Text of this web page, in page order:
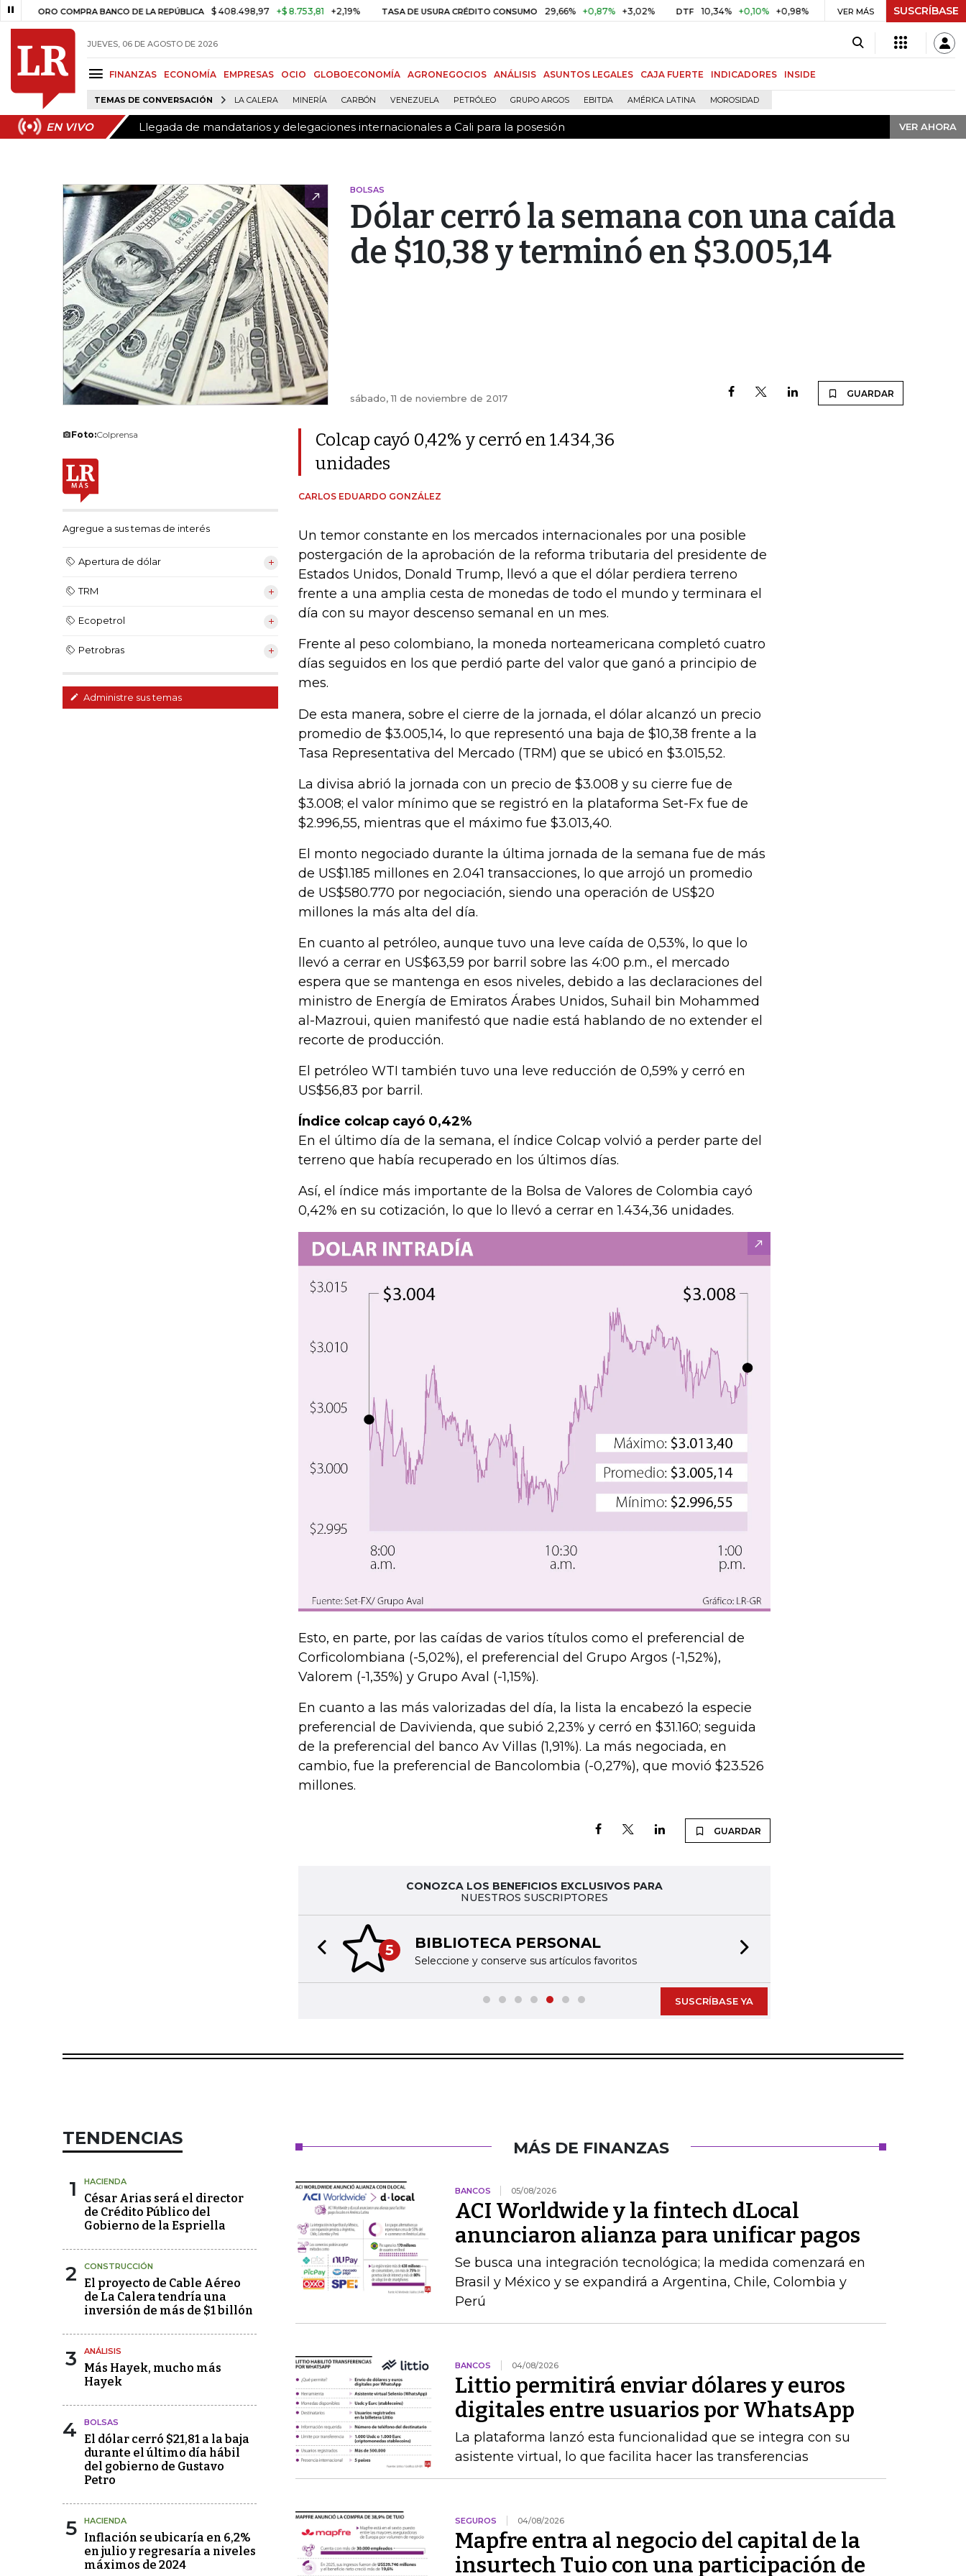
COMPRA BANCO DE LA REPÚBLICA $ 408.498,97 +$ 8.753,81 +2,19% TASA DE USURA CRÉDITO CONSUMO 29,66% +0,87% +3,02% DTF 10,34% +0,10% +0,98% UVR $ 416,86 +$ 0,05 +0,01%
VER MÁS SUSCRÍBASE
JUEVES, 06 DE AGOSTO DE 2026
FINANZAS ECONOMÍA EMPRESAS OCIO GLOBOECONOMÍA AGRONEGOCIOS ANÁLISIS ASUNTOS LEGALES CAJA FUERTE INDICADORES INSIDE
TEMAS DE CONVERSACIÓN LA CALERA MINERÍA CARBÓN VENEZUELA PETRÓLEO GRUPO ARGOS EBITDA AMÉRICA LATINA MOROSIDAD
EN VIVO Llegada de mandatarios y delegaciones internacionales a Cali para la posesión VER AHORA
EN VIVO Llegada de mandatarios y delegaciones internacionales a Cali para la posesión VER AHORA
BOLSAS
Dólar cerró la semana con una caída
de $10,38 y terminó en $3.005,14
sábado, 11 de noviembre de 2017 GUARDAR
Foto:Colprensa
Agregue a sus temas de interés
Apertura de dólar
TRM
Ecopetrol
Petrobras
Administre sus temas
Colcap cayó 0,42% y cerró en 1.434,36
unidades
CARLOS EDUARDO GONZÁLEZ
Un temor constante en los mercados internacionales por una posible
postergación de la aprobación de la reforma tributaria del presidente de
Estados Unidos, Donald Trump, llevó a que el dólar perdiera terreno
frente a una amplia cesta de monedas de todo el mundo y terminara el
día con su mayor descenso semanal en un mes.
Frente al peso colombiano, la moneda norteamericana completó cuatro
días seguidos en los que perdió parte del valor que ganó a principio de
mes.
De esta manera, sobre el cierre de la jornada, el dólar alcanzó un precio
promedio de $3.005,14, lo que representó una baja de $10,38 frente a la
Tasa Representativa del Mercado (TRM) que se ubicó en $3.015,52.
La divisa abrió la jornada con un precio de $3.008 y su cierre fue de
$3.008; el valor mínimo que se registró en la plataforma Set-Fx fue de
$2.996,55, mientras que el máximo fue $3.013,40.
El monto negociado durante la última jornada de la semana fue de más
de US$1.185 millones en 2.041 transacciones, lo que arrojó un promedio
de US$580.770 por negociación, siendo una operación de US$20
millones la más alta del día.
En cuanto al petróleo, aunque tuvo una leve caída de 0,53%, lo que lo
llevó a cerrar en US$63,59 por barril sobre las 4:00 p.m., el mercado
espera que se mantenga en esos niveles, debido a las declaraciones del
ministro de Energía de Emiratos Árabes Unidos, Suhail bin Mohammed
al-Mazroui, quien manifestó que nadie está hablando de no extender el
recorte de producción.
El petróleo WTI también tuvo una leve reducción de 0,59% y cerró en
US$56,83 por barril.
Índice colcap cayó 0,42%
En el último día de la semana, el índice Colcap volvió a perder parte del
terreno que había recuperado en los últimos días.
Así, el índice más importante de la Bolsa de Valores de Colombia cayó
0,42% en su cotización, lo que lo llevó a cerrar en 1.434,36 unidades.
Esto, en parte, por las caídas de varios títulos como el preferencial de
Corficolombiana (-5,02%), el preferencial del Grupo Argos (-1,52%),
Valorem (-1,35%) y Grupo Aval (-1,15%).
En cuanto a las más valorizadas del día, la lista la encabezó la especie
preferencial de Davivienda, que subió 2,23% y cerró en $31.160; seguida
de la preferencial del banco Av Villas (1,91%). La más negociada, en
cambio, fue la preferencial de Bancolombia (-0,27%), que movió $23.526
millones.
GUARDAR
CONOZCA LOS BENEFICIOS EXCLUSIVOS PARA
NUESTROS SUSCRIPTORES
5 BIBLIOTECA PERSONAL
Seleccione y conserve sus artículos favoritos
Previous slide
SUSCRÍBASE YA
TENDENCIAS
1 HACIENDA
César Arias será el director
de Crédito Público del
Gobierno de la Espriella
2 CONSTRUCCIÓN
El proyecto de Cable Aéreo
de La Calera tendría una
inversión de más de $1 billón
3 ANÁLISIS
Más Hayek, mucho más
Hayek
4 BOLSAS
El dólar cerró $21,81 a la baja
durante el último día hábil
del gobierno de Gustavo
Petro
5 HACIENDA
Inflación se ubicaría en 6,2%
en julio y regresaría a niveles
máximos de 2024
MÁS DE FINANZAS
BANCOS 05/08/2026
ACI Worldwide y la fintech dLocal
anunciaron alianza para unificar pagos
Se busca una integración tecnológica; la medida comenzará en
Brasil y México y se expandirá a Argentina, Chile, Colombia y
Perú
BANCOS 04/08/2026
Littio permitirá enviar dólares y euros
digitales entre usuarios por WhatsApp
La plataforma lanzó esta funcionalidad que se integra con su
asistente virtual, lo que facilita hacer las transferencias
SEGUROS 04/08/2026
Mapfre entra al negocio del capital de la
insurtech Tuio con una participación de